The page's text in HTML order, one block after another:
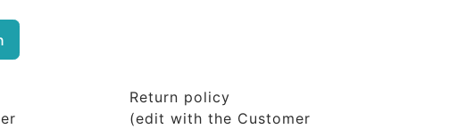
Return policy
(edit with the Customer